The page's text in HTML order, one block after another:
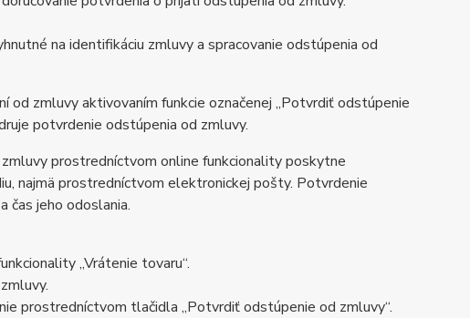
na identifikáciu zmluvy a spracovanie odstúpenia od
od zmluvy aktivovaním funkcie označenej „Potvrdiť odstúpenie
potvrdenie odstúpenia od zmluvy.
prostredníctvom online funkcionality poskytne
najmä prostredníctvom elektronickej pošty. Potvrdenie
čas jeho odoslania.
„Vrátenie tovaru“.
prostredníctvom tlačidla „Potvrdiť odstúpenie od zmluvy“.